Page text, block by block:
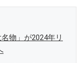
物」が2024年リ